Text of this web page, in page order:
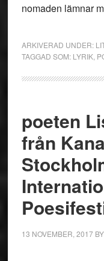
nomaden lämnar
ARKIVERAD UNDER:
TAGGAD SOM: LYRIK,
poeten
från
13 NOVEMBER, 2017BY